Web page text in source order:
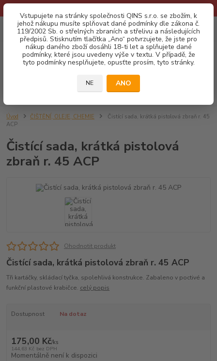
Vstupujete na stránky společnosti QINS s.r.o. se zbožím, k
jehož nákupu musíte splňovat dané podmínky dle zákona č.
119/2002 Sb. o střelných zbraních a střelivu a následujících
předpisů. Stisknutím tlačítka „Ano“ potvrzujete, že jste pro
nákup daného zboží dosáhli 18-ti let a splňujete dané
podmínky, které jsou uvedeny výše v textu. V případě, že
tyto podmínky nesplňujete, opusťte prosím, tyto stránky.
NE ANO
Menu
CZK 0
za0,00 Kč
Úvod ČIŠTĚNÍ, OLEJE, CHEMIE
Čistící sada, krátká pistolová zbraň r. 45
ACP
Čistící sada, krátká pistolová
zbraň r. 45 ACP
Ohodnotit produkt
Čistící sada, krátká pistolová zbraň r. 45 ACP
Tři kartáčky, skládací tyčka, spolehlivá konstrukce. Zabaleno v poctivé a
funkční plastové krabičce. celý popis
Dostupnost Na dotaz
175,00 Kč/ks
144,63 Kč bez DPH
Momentálně není k dispozici